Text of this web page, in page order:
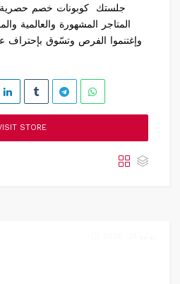
المتاجر المشهورة والعالمية
STORE